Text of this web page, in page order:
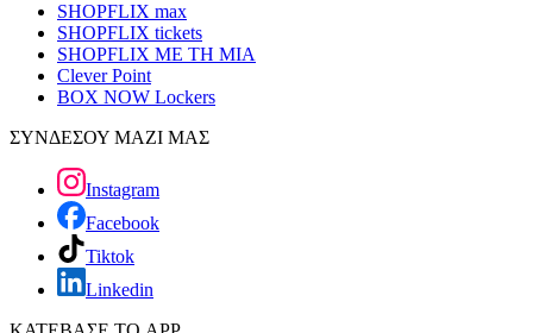
SHOPFLIX max
SHOPFLIX tickets
SHOPFLIX ΜΕ ΤΗ ΜΙΑ
Clever Point
BOX NOW Lockers
ΣΥΝΔΕΣΟΥ ΜΑΖΙ ΜΑΣ
Instagram
Facebook
Tiktok
Linkedin